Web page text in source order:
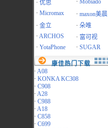
· 优思 · Mobiado
· Micromax · maxon美晨
· 金立 · 朵唯
· ARCHOS · 富可视
· YotaPhone · SUGAR
康佳热门下载
· A08
· KONKA KC308
· C908
· A28
· C988
· A18
· C858
· C699